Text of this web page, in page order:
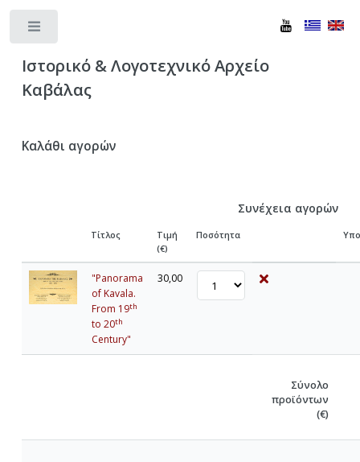
Ιστορικό & Λογοτεχνικό Αρχείο
Καβάλας
Καλάθι αγορών
Συνέχεια αγορών
Τίτλος
Τιμή
(€)
Ποσότητα
"Panorama
of Kavala.
From 19th
to 20th
Century"
30,00
Σύνολο
προϊόντων
(€)